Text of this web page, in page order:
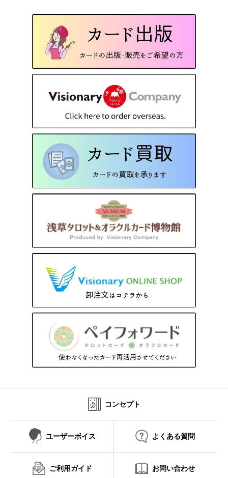
コンセプト
ユーザーボイス よくある質問
ご利用ガイド お問い合わせ